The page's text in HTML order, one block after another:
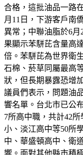
合格，這批油品一路
月11日，下游客戶南
異常；中聯油脂於6
果顯示苯駢芘含量高
倍。苯駢芘為世界衛
石棉、菸草同屬最高
狀，但長期暴露恐增
議員們表示，問題油
響名單。台北市已公
7所高中職，共計42
小、淡江高中等50所
中、華盛頓高中、衛
響。面對其他縣市積